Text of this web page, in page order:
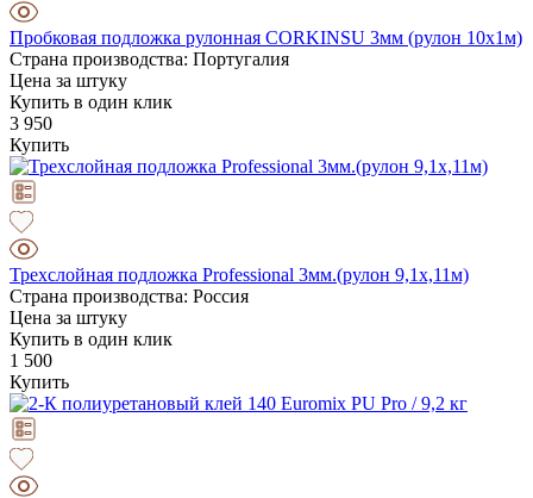
Пробковая подложка рулонная CORKINSU 3мм (рулон 10х1м)
Страна производства: Португалия
Цена за штуку
Купить в один клик
3 950
Купить
Трехслойная подложка Professional 3мм.(рулон 9,1х,11м)
Страна производства: Россия
Цена за штуку
Купить в один клик
1 500
Купить